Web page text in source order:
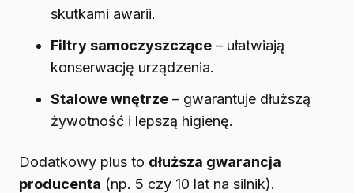
skutkami awarii.
Filtry samoczyszczące – ułatwiają
konserwację urządzenia.
Stalowe wnętrze – gwarantuje dłuższą
żywotność i lepszą higienę.
Dodatkowy plus to dłuższa gwarancja
producenta (np. 5 czy 10 lat na silnik).